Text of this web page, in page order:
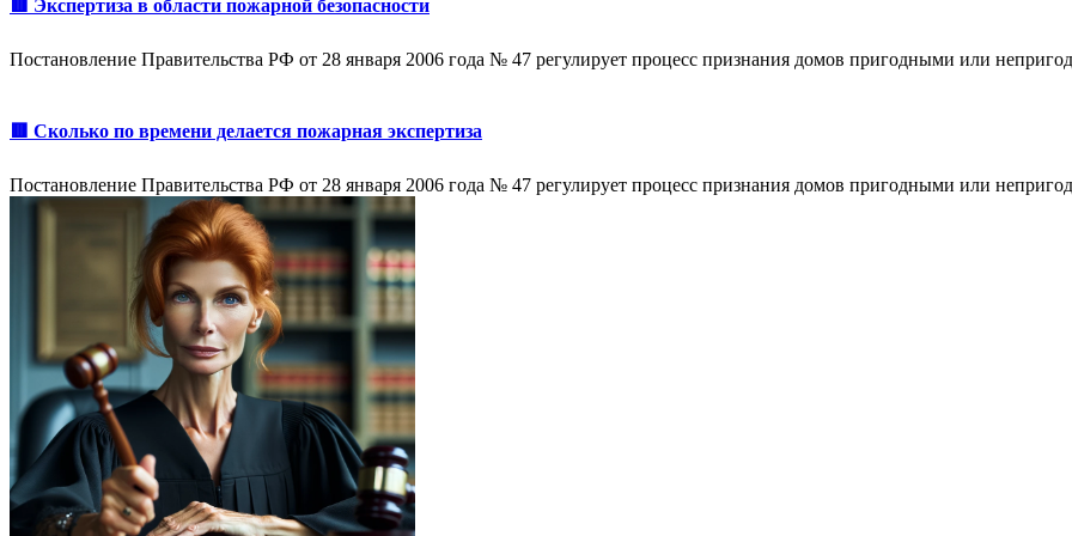
🟥 Экспертиза в области пожарной безопасности
Постановление Правительства РФ от 28 января 2006 года № 47 регулирует процесс признания домов пригодными или
🟥 Сколько по времени делается пожарная экспертиза
Постановление Правительства РФ от 28 января 2006 года № 47 регулирует процесс признания домов пригодными или